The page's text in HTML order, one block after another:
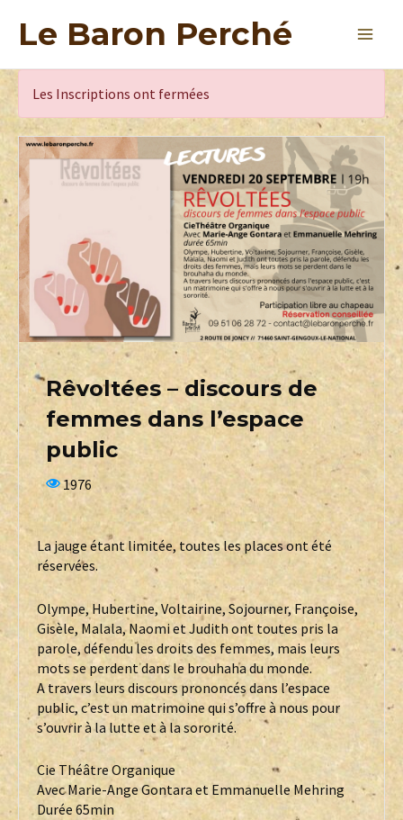
Le Baron Perché
Les Inscriptions ont fermées
Rêvoltées – discours de
femmes dans l’espace
public
1976
La jauge étant limitée, toutes les places ont été
réservées.
Olympe, Hubertine, Voltairine, Sojourner, Françoise,
Gisèle, Malala, Naomi et Judith ont toutes pris la
parole, défendu les droits des femmes, mais leurs
mots se perdent dans le brouhaha du monde.
A travers leurs discours prononcés dans l’espace
public, c’est un matrimoine qui s’offre à nous pour
s’ouvrir à la lutte et à la sororité.
Cie Théâtre Organique
Avec Marie-Ange Gontara et Emmanuelle Mehring
Durée 65min